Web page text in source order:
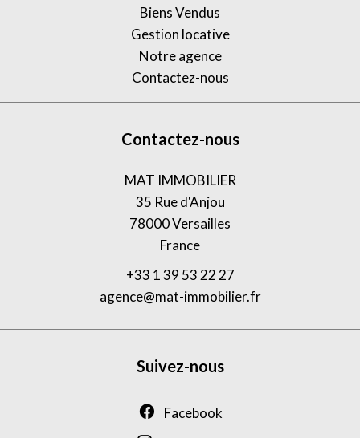
Biens Vendus
Gestion locative
Notre agence
Contactez-nous
Contactez-nous
MAT IMMOBILIER
35 Rue d'Anjou
78000Versailles
France
+33 1 39 53 22 27
agence@mat-immobilier.fr
Suivez-nous
Facebook